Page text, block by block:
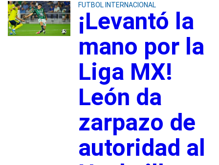
FUTBOL INTERNACIONAL
¡Levantó la
mano por la
Liga MX!
León da
zarpazo de
autoridad al